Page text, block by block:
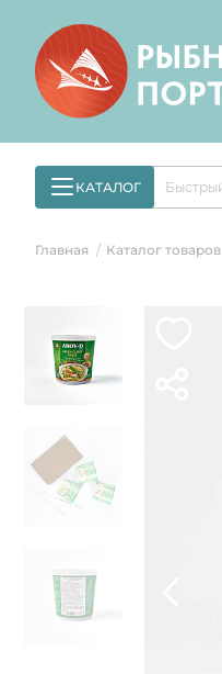
КАТАЛОГ
Главная / Каталог товаров